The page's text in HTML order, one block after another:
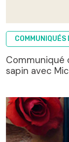
COMMUNIQUÉS
Communiqué
sapin avec